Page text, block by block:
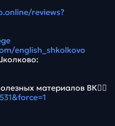
reviews?
english_shkolkovo
материалов ВК👉🏻